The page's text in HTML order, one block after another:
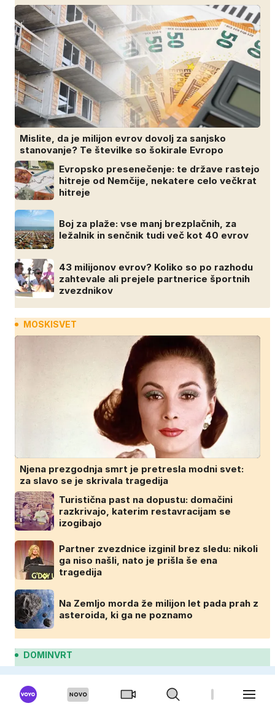
Mislite, da je milijon evrov dovolj za sanjsko
stanovanje? Te številke so šokirale Evropo
Evropsko presenečenje: te države rastejo
hitreje od Nemčije, nekatere celo večkrat
hitreje
Boj za plaže: vse manj brezplačnih, za
ležalnik in senčnik tudi več kot 40 evrov
43 milijonov evrov? Koliko so po razhodu
zahtevale ali prejele partnerice športnih
zvezdnikov
MOSKISVET
Njena prezgodnja smrt je pretresla modni svet:
za slavo se je skrivala tragedija
Turistična past na dopustu: domačini
razkrivajo, katerim restavracijam se
izogibajo
Partner zvezdnice izginil brez sledu: nikoli
ga niso našli, nato je prišla še ena
tragedija
Na Zemljo morda že milijon let pada prah z
asteroida, ki ga ne poznamo
DOMINVRT